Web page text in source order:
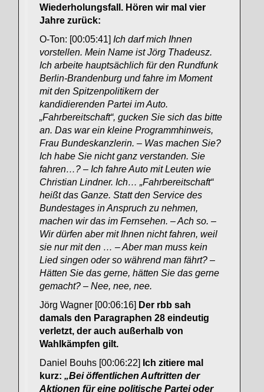
Wiederholungsfall. Hören wir mal vier
Jahre zurück:
O-Ton: [00:05:41] Ich darf mich Ihnen
vorstellen. Mein Name ist Jörg Thadeusz.
Ich arbeite hauptsächlich für den Rundfunk
Berlin-Brandenburg und fahre im Moment
mit den Spitzenpolitikern der
kandidierenden Partei im Auto.
„Fahrbereitschaft“, gucken Sie sich das bitte
an. Das war ein kleine Programmhinweis,
Frau Bundeskanzlerin. – Was machen Sie?
Ich habe Sie nicht ganz verstanden. Sie
fahren…? – Ich fahre Auto mit Leuten wie
Christian Lindner. Ich… „Fahrbereitschaft“
heißt das Ganze. Statt den Service des
Bundestages in Anspruch zu nehmen,
machen wir das im Fernsehen. – Ach so. –
Wir dürfen aber mit Ihnen nicht fahren, weil
sie nur mit den … – Aber man muss kein
Lied singen oder so während man fährt? –
Hätten Sie das gerne, hätten Sie das gerne
gemacht? – Nee, nee, nee.
Jörg Wagner [00:06:16] Der rbb sah
damals den Paragraphen 28 eindeutig
verletzt, der auch außerhalb von
Wahlkämpfen gilt.
Daniel Bouhs [00:06:22] Ich zitiere mal
kurz: „Bei öffentlichen Auftritten der
Aktionen für eine politische Partei oder